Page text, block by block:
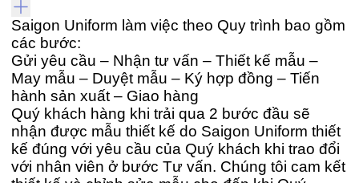
Saigon Uniform làm việc theo Quy trình bao gồm
các bước:
Gửi yêu cầu – Nhận tư vấn – Thiết kế mẫu –
May mẫu – Duyệt mẫu – Ký hợp đồng – Tiến
hành sản xuất – Giao hàng
Quý khách hàng khi trải qua 2 bước đầu sẽ
nhận được mẫu thiết kế do Saigon Uniform thiết
kế đúng với yêu cầu của Quý khách khi trao đổi
với nhân viên ở bước Tư vấn. Chúng tôi cam kết